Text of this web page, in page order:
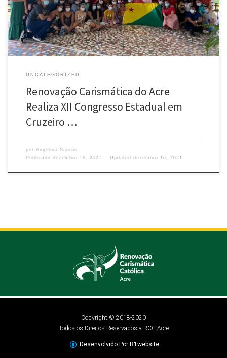
cidade de Cruzeiro do Sul, de forma presencial e online por meio […]
UNCATEGORIZED
Renovação Carismática do Acre
Realiza XII Congresso Estadual em
Cruzeiro …
por Angelina Santos
Publicado dezembro 16, 2021 Updated dezembro 16, 2021
Copyright © 2018-2020
Todos os Direitos Reservados a RCC Acre
Desenvolvido Por R1website